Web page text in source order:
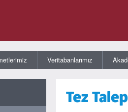
Veritabanlarımız
Tez